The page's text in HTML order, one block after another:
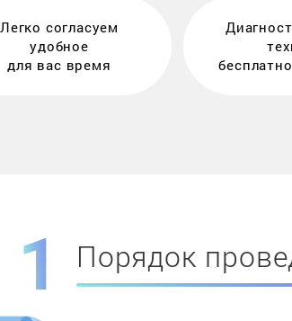
Легко согласуем
удобное
для вас время
Порядок